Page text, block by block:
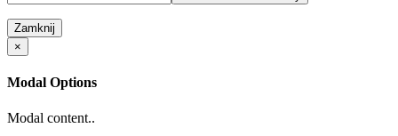
Zamknij
×
Modal Options
Modal content..